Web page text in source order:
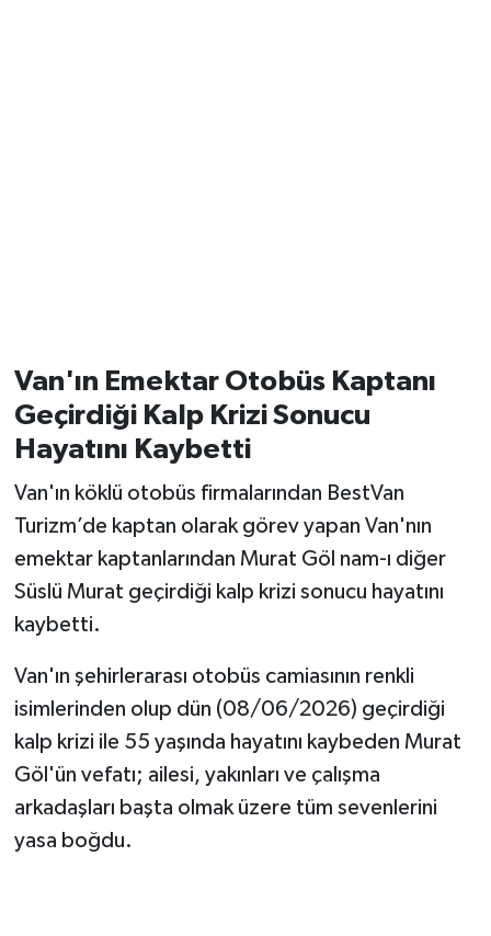
Van'ın Emektar Otobüs Kaptanı
Geçirdiği Kalp Krizi Sonucu
Hayatını Kaybetti
Van'ın köklü otobüs firmalarından BestVan
Turizm’de kaptan olarak görev yapan Van'nın
emektar kaptanlarından Murat Göl nam-ı diğer
Süslü Murat geçirdiği kalp krizi sonucu hayatını
kaybetti.
Van'ın şehirlerarası otobüs camiasının renkli
isimlerinden olup dün (08/06/2026) geçirdiği
kalp krizi ile 55 yaşında hayatını kaybeden Murat
Göl'ün vefatı; ailesi, yakınları ve çalışma
arkadaşları başta olmak üzere tüm sevenlerini
yasa boğdu.